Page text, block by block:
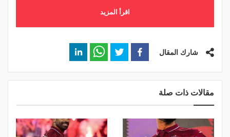
اقرأ المزيد
شارك المقال
مقالات ذات صلة